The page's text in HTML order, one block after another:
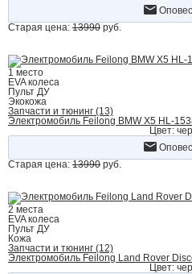
Старая цена: 13990 руб.
1 место
EVA колеса
Пульт ДУ
Экокожа
Запчасти и тюнинг (13)
Электромобиль Feilong BMW X5 HL-
Цвет:
Старая цена: 13990 руб.
2 места
EVA колеса
Пульт ДУ
Кожа
Запчасти и тюнинг (12)
Электромобиль Feilong Land Rover
Цвет: